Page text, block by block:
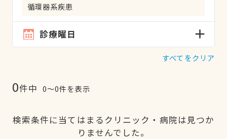
循環器系疾患
診療曜日
すべてをクリア
0件中 0〜0件を表示
検索条件に当てはまるクリニック・病院は見つか
りませんでした。